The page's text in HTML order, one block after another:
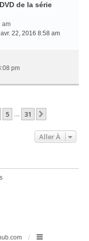
de la série
am
22, 2016 8:58 am
pm
5 … 31
Aller À